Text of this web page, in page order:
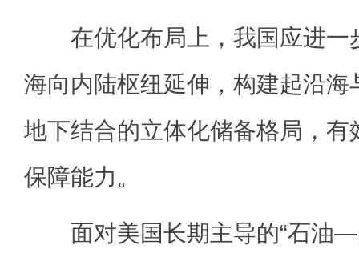
在优化布局上，我国应进一
海向内陆枢纽延伸，构建起沿海
地下结合的立体化储备格局，有
保障能力。
面对美国长期主导的“石油—